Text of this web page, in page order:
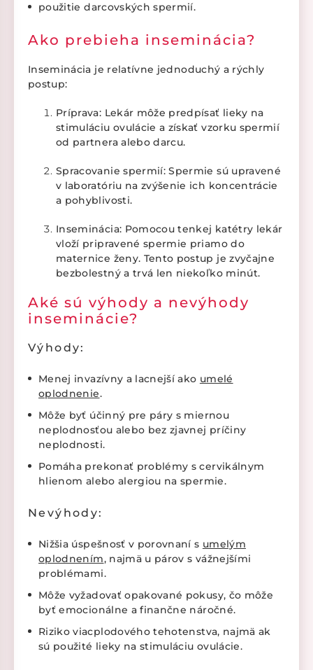
použitie darcovských spermií.
Ako prebieha inseminácia?
Inseminácia je relatívne jednoduchý a rýchly
postup:
Príprava: Lekár môže predpísať lieky na
stimuláciu ovulácie a získať vzorku spermií
od partnera alebo darcu.
Spracovanie spermií: Spermie sú upravené
v laboratóriu na zvýšenie ich koncentrácie
a pohyblivosti.
Inseminácia: Pomocou tenkej katétry lekár
vloží pripravené spermie priamo do
maternice ženy. Tento postup je zvyčajne
bezbolestný a trvá len niekoľko minút.
Aké sú výhody a nevýhody
inseminácie?
Výhody:
Menej invazívny a lacnejší ako umelé
oplodnenie.
Môže byť účinný pre páry s miernou
neplodnosťou alebo bez zjavnej príčiny
neplodnosti.
Pomáha prekonať problémy s cervikálnym
hlienom alebo alergiou na spermie.
Nevýhody:
Nižšia úspešnosť v porovnaní s umelým
oplodnením, najmä u párov s vážnejšími
problémami.
Môže vyžadovať opakované pokusy, čo môže
byť emocionálne a finančne náročné.
Riziko viacplodového tehotenstva, najmä ak
sú použité lieky na stimuláciu ovulácie.